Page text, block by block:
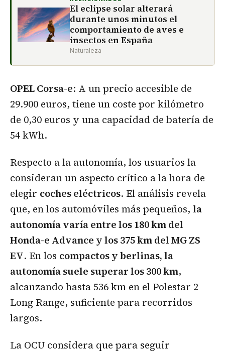
El eclipse solar alterará
durante unos minutos el
comportamiento de aves e
insectos en España
Naturaleza
OPEL Corsa-e: A un precio accesible de
29.900 euros, tiene un coste por kilómetro
de 0,30 euros y una capacidad de batería de
54 kWh.
Respecto a la autonomía, los usuarios la
consideran un aspecto crítico a la hora de
elegir coches eléctricos. El análisis revela
que, en los automóviles más pequeños, la
autonomía varía entre los 180 km del
Honda-e Advance y los 375 km del MG ZS
EV. En los compactos y berlinas, la
autonomía suele superar los 300 km,
alcanzando hasta 536 km en el Polestar 2
Long Range, suficiente para recorridos
largos.
La OCU considera que para seguir